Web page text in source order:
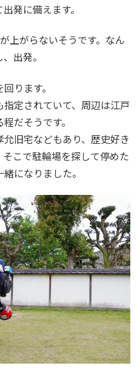
発に備えます。
上がらないそうです。なん
出発。
ります。
定されていて、周辺は江戸
だそうです。
旧宅などもあり、歴史好き
こで駐輪場を探して停めた
になりました。